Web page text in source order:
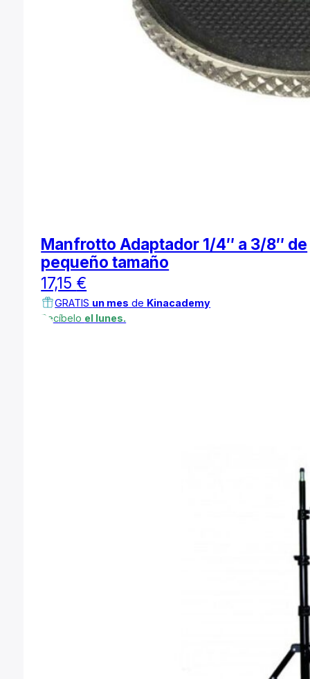
Manfrotto Adaptador 1/4″ a 3/8″ de
pequeño tamaño
17,15 €
GRATIS un mes de Kinacademy
Recíbelo el lunes.